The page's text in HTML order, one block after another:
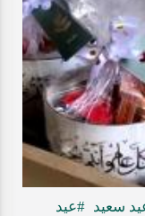
سعيد #عيد